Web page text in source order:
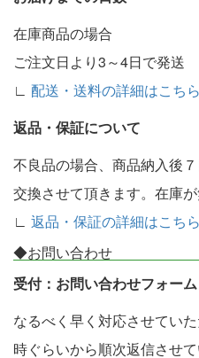
在庫商品の場合
ご注文日より3～4日で発送
∟ 配送・送料の詳細はこちら
返品・保証について
不良品の場合、商品納入後
交換させて頂きます。在庫
∟ 返品・保証の詳細はこちら
◆お問い合わせ
受付：お問い合わせフォー
なるべく早く対応させてい
時ぐらいから順次返信させて